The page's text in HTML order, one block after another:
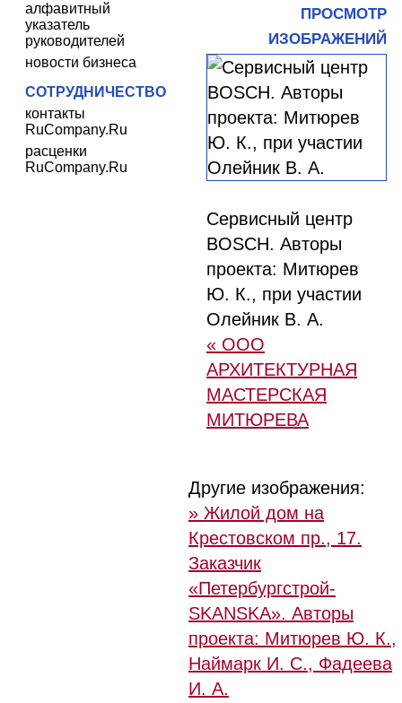
алфавитный
указатель
руководителей
новости бизнеса
СОТРУДНИЧЕСТВО
контакты
RuCompany.Ru
расценки
RuCompany.Ru
ПРОСМОТР
ИЗОБРАЖЕНИЙ
Сервисный центр
BOSCH. Авторы
проекта: Митюрев
Ю. К., при участии
Олейник В. А.
« ООО
АРХИТЕКТУРНАЯ
МАСТЕРСКАЯ
МИТЮРЕВА
Другие изображения:
» Жилой дом на
Крестовском пр., 17.
Заказчик
«Петербургстрой-
SKANSKA». Авторы
проекта: Митюрев Ю. К.,
Наймарк И. С., Фадеева
И. А.